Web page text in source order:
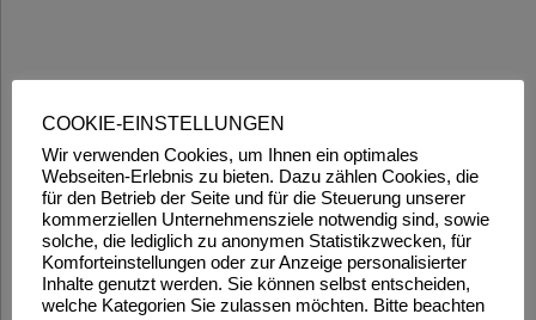
COOKIE-EINSTELLUNGEN
Wir verwenden Cookies, um Ihnen ein optimales
Webseiten-Erlebnis zu bieten. Dazu zählen Cookies, die
für den Betrieb der Seite und für die Steuerung unserer
kommerziellen Unternehmensziele notwendig sind, sowie
solche, die lediglich zu anonymen Statistikzwecken, für
Komforteinstellungen oder zur Anzeige personalisierter
Inhalte genutzt werden. Sie können selbst entscheiden,
welche Kategorien Sie zulassen möchten. Bitte beachten